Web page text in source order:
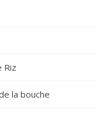
Riz
la bouche